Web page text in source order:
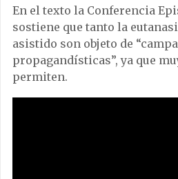
En el texto la Conferencia
sostiene que tanto la
asistido son objeto de
propagandísticas”, ya que
permiten.